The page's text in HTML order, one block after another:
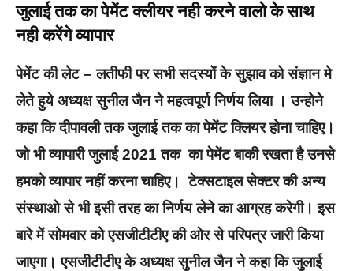
जुलाई तक का पेमेंट‌ क्लीयर नही करने वालो के साथ
नही करेंगे व्यापार
पेमेंट की लेट – लतीफी पर सभी सदस्यों के सुझाव को संज्ञान मे
लेते हुये अध्यक्ष सुनील जैन ने महत्वपूर्ण निर्णय लिया । उन्होने
कहा कि दीपावली तक जुलाई तक का पेमेंट क्लियर होना चाहिए।
जो भी व्यापारी जुलाई 2021 तक का पेमेंट बाकी रखता है उनसे
हमको व्यापार नहीं करना चाहिए। टेक्सटाइल सेक्टर की अन्य
संस्थाओ से भी इसी तरह का निर्णय लेने का आग्रह करेगी। इस
बारे में सोमवार को एसजीटीटीए की ओर से परिपत्र जारी किया
जाएगा। एसजीटीटीए के अध्यक्ष सुनील जैन ने कहा कि जुलाई